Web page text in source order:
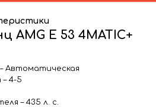
AMG E 53 4MATIC+
Автоматическая
4-5
– 435 л. с.